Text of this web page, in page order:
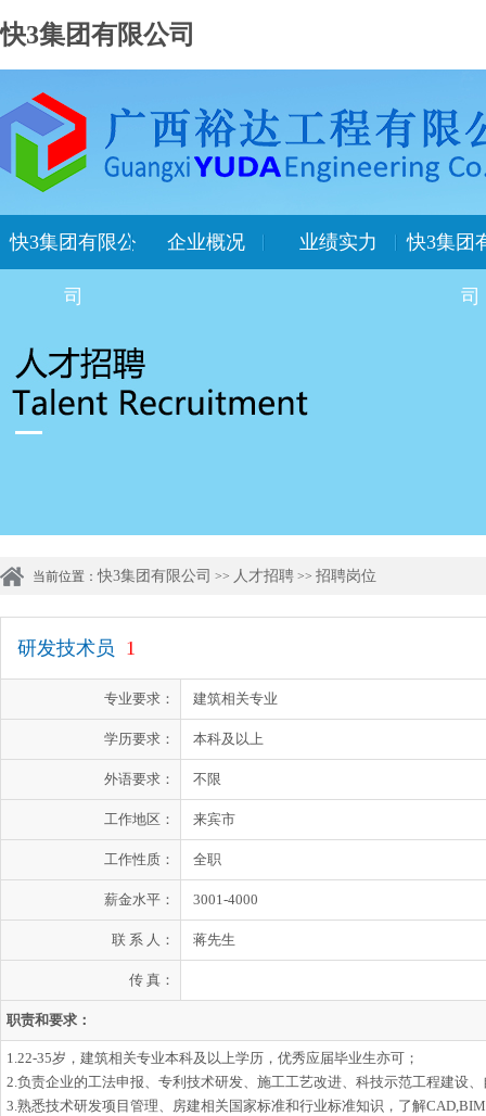
快3集团有限公司
快3集团有限公
司
企业概况 业绩实力 快3集团
司
当前位置：快3集团有限公司 >> 人才招聘 >> 招聘岗位
研发技术员 1
专业要求： 建筑相关专业
学历要求： 本科及以上
外语要求： 不限
工作地区： 来宾市
工作性质： 全职
薪金水平： 3001-4000
联 系 人： 蒋先生
传 真：
职责和要求：
1.22-35岁，建筑相关专业本科及以上学历，优秀应届毕业生亦可；
2.负责企业的工法申报、专利技术研发、施工工艺改进、科技示范工程建设
3.熟悉技术研发项目管理、房建相关国家标准和行业标准知识，了解